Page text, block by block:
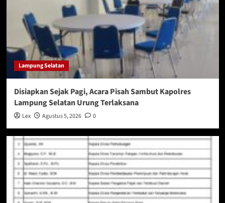
Lampung Selatan
Disiapkan Sejak Pagi, Acara Pisah Sambut Kapolres
Lampung Selatan Urung Terlaksana
Lex Agustus 5, 2026 0